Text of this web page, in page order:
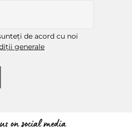
de acord cu noi
generale
on social media